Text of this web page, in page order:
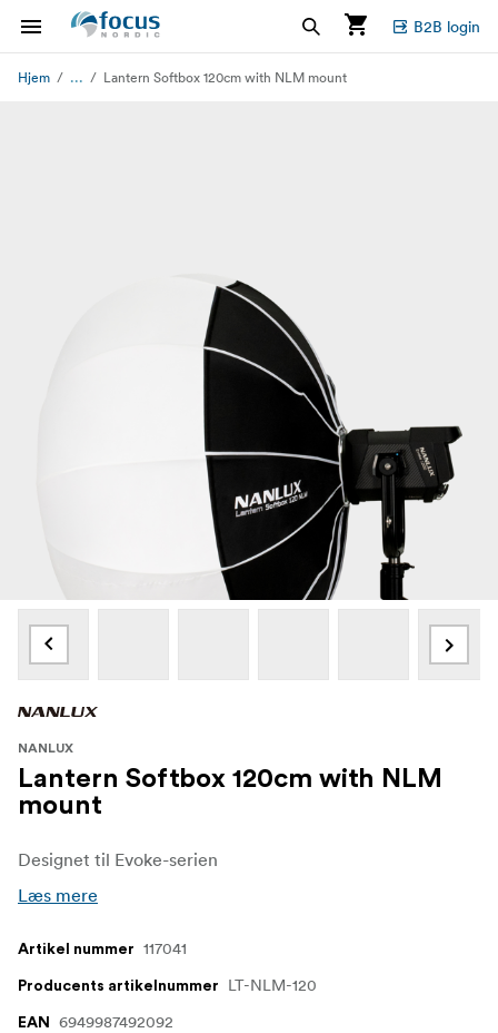
B2B login
Hjem ... Lantern Softbox 120cm with NLM mount
NANLUX
Lantern Softbox 120cm with NLM
mount
Designet til Evoke-serien
Læs mere
Artikel nummer 117041
Producents artikelnummer LT-NLM-120
EAN 6949987492092